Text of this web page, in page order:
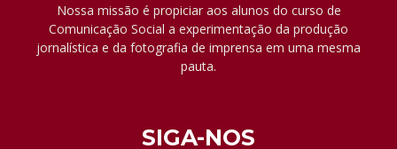
Nossa missão é propiciar aos alunos do curso de
Comunicação Social a experimentação da produção
jornalística e da fotografia de imprensa em uma mesma
pauta.
SIGA-NOS